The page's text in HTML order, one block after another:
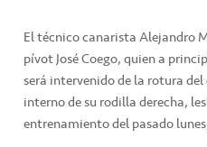
El técnico canarista Alejandro
pívot José Coego, quien a
será intervenido de la rotura
interno de su rodilla derecha,
entrenamiento del pasado